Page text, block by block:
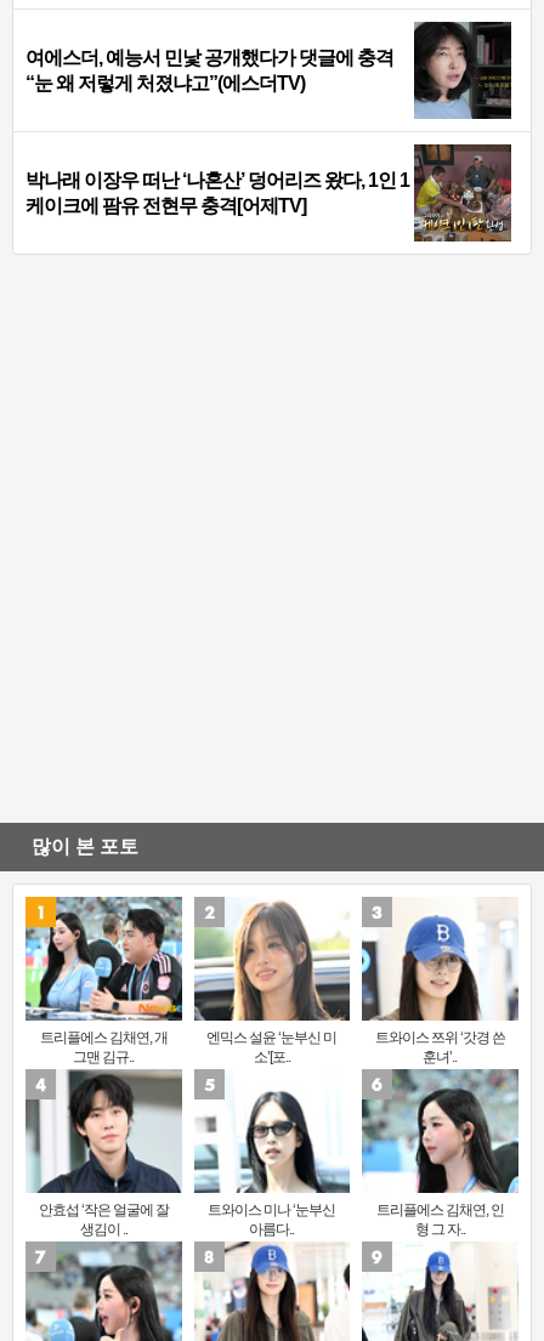
여에스더, 예능서 민낯 공개했다가 댓글에 충격
“눈 왜 저렇게 처졌냐고”(에스더TV)
박나래 이장우 떠난 ‘나혼산’ 덩어리즈 왔다, 1인 1
케이크에 팜유 전현무 충격[어제TV]
많이 본 포토
트리플에스 김채연, 개
그맨 김규..
엔믹스 설윤 ‘눈부신 미
소’[포..
트와이스 쯔위 ‘갓경 쓴
훈녀’..
안효섭 ‘작은 얼굴에 잘
생김이 ..
트와이스 미나 ‘눈부신
아름다..
트리플에스 김채연, 인
형 그 자..